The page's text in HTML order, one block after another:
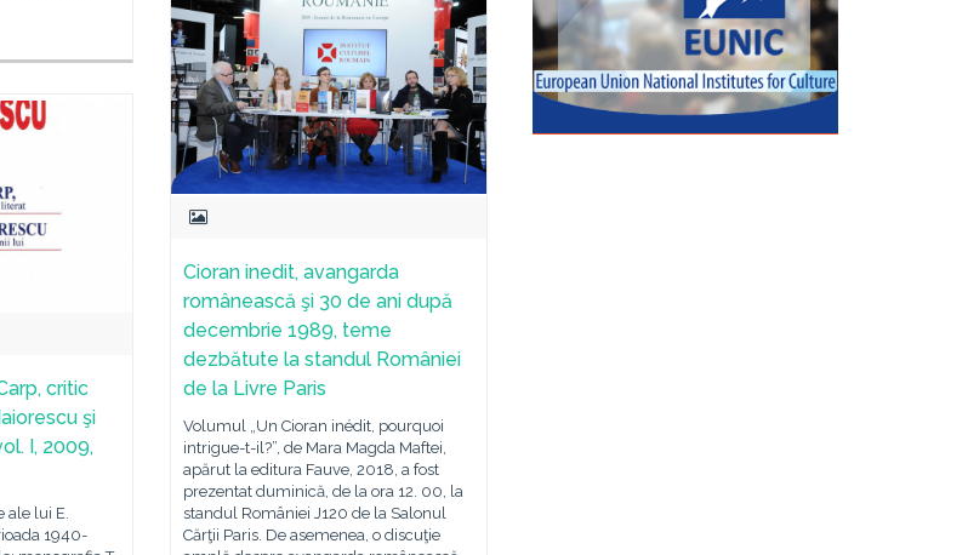
Cioran inedit, avangarda
românească şi 30 de ani după
decembrie 1989, teme
dezbătute la standul României
de la Livre Paris
Volumul „Un Cioran inédit, pourquoi
intrigue-t-il?”, de Mara Magda Maftei,
apărut la editura Fauve, 2018, a fost
prezentat duminică, de la ora 12. 00, la
standul României J120 de la Salonul
Cărţii Paris. De asemenea, o discuţie
critic
şi
I, 2009,
ale lui E.
1940-